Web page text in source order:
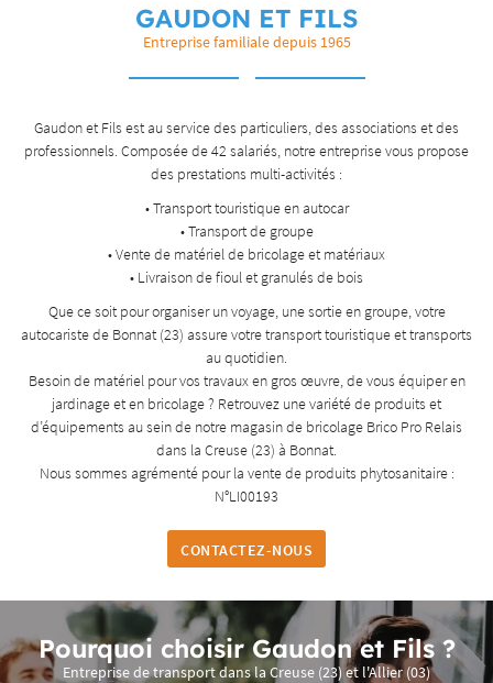
GAUDON ET FILS
Entreprise familiale depuis 1965
Gaudon et Fils est au service des particuliers, des associations et des
professionnels. Composée de 42 salariés, notre entreprise vous propose
des prestations multi-activités :
• Transport touristique en autocar
• Transport de groupe
• Vente de matériel de bricolage et matériaux
• Livraison de fioul et granulés de bois
Que ce soit pour organiser un voyage, une sortie en groupe, votre
autocariste de Bonnat (23) assure votre transport touristique et transports
au quotidien.
Besoin de matériel pour vos travaux en gros œuvre, de vous équiper en
jardinage et en bricolage ? Retrouvez une variété de produits et
d’équipements au sein de notre magasin de bricolage Brico Pro Relais
dans la Creuse (23) à Bonnat.
Nous sommes agrémenté pour la vente de produits phytosanitaire :
N°LI00193
CONTACTEZ-NOUS
Pourquoi choisir Gaudon et Fils ?
Entreprise de transport dans la Creuse (23) et l'Allier (03)